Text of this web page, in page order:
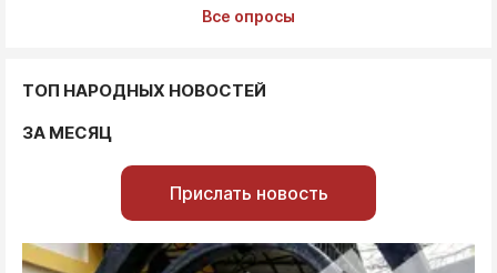
Все опросы
ТОП НАРОДНЫХ НОВОСТЕЙ
ЗА МЕСЯЦ
Прислать новость